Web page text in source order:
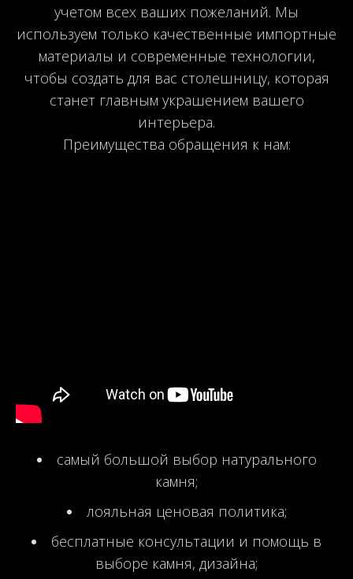
учетом всех ваших пожеланий. Мы
используем только качественные импортные
материалы и современные технологии,
чтобы создать для вас столешницу, которая
станет главным украшением вашего
интерьера.
Преимущества обращения к нам:
самый большой выбор натурального
камня;
лояльная ценовая политика;
бесплатные консультации и помощь в
выборе камня, дизайна;